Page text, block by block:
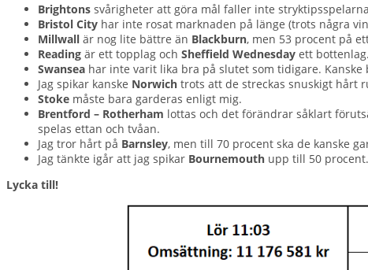
Brightons svårigheter att göra mål faller inte
Bristol City har inte rosat marknaden på länge (trots några
Millwall är nog lite bättre än Blackburn, men 53 procent på
Reading är ett topplag och Sheffield Wednesday ett
Swansea har inte varit lika bra på slutet som tidigare. Kanske
Jag spikar kanske Norwich trots att de streckas snuskigt hårt
Stoke måste bara garderas enligt mig.
Brentford – Rotherham lottas och det förändrar såklart
spelas ettan och tvåan.
Jag tror hårt på Barnsley, men till 70 procent ska de kanske
Jag tänkte igår att jag spikar Bournemouth upp till 50
Lycka till!